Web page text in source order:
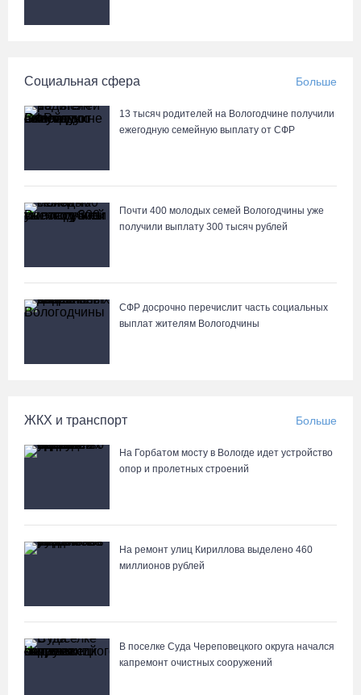
Череповчанку задержали с наркотиками: общая масса изъятого
превысила 527 г
07.08.26 / 13:40
В Череповце госпитализировали пострадавшего в ДТП
мотоциклиста и его пассажира
07.08.26 / 13:39
Речные трамвайчики будут бесплатно катать вологжан и гостей
города 8 и 9 августа
более полумиллиона рублей
Мебель и оборудование закупаются для Сперовского ФАПа в
Вытегорском округе
Социальная сфера Больше
13 тысяч родителей на Вологодчине получили
ежегодную семейную выплату от СФР
Почти 400 молодых семей Вологодчины уже
получили выплату 300 тысяч рублей
СФР досрочно перечислит часть социальных
выплат жителям Вологодчины
ЖКХ и транспорт Больше
На Горбатом мосту в Вологде идет устройство
опор и пролетных строений
На ремонт улиц Кириллова выделено 460
миллионов рублей
В поселке Суда Череповецкого округа начался
капремонт очистных сооружений